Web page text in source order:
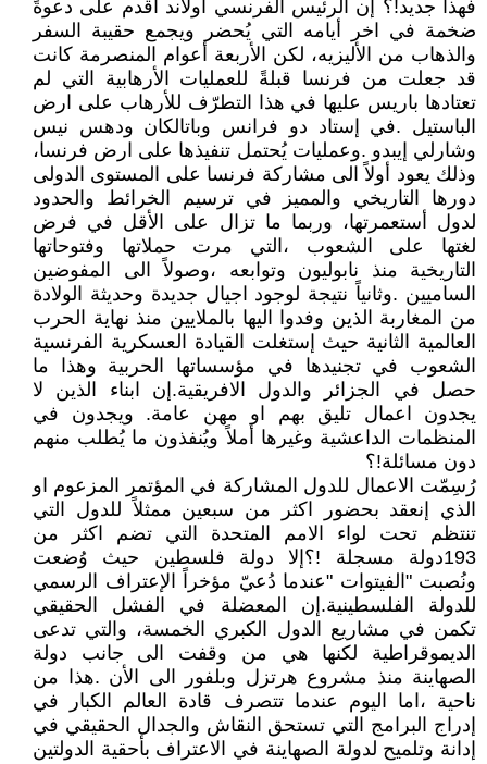
فهذا جديد!؟ إن الرئيس الفرنسي اولاند اقدم على دعوةً
ضخمة في اخر أيامه التي يُحضر ويجمع حقيبة السفر
والذهاب من الأليزيه، لكن الأربعة أعوام المنصرمة كانت
قد جعلت من فرنسا قبلةً للعمليات الأرهابية التي لم
تعتادها باريس عليها في هذا التطرّف للأرهاب على ارض
الباستيل .في إستاد دو فرانس وباتالكان ودهس نيس
وشارلي إيبدو .وعمليات يُحتمل تنفيذها على ارض فرنسا،
وذلك يعود أولاً الى مشاركة فرنسا على المستوى الدولى
دورها التاريخي والمميز في ترسيم الخرائط والحدود
لدول أستعمرتها، وربما ما تزال على الأقل في فرض
لغتها على الشعوب ،التي مرت حملاتها وفتوحاتها
التاريخية منذ نابوليون وتوابعه ،وصولاً الى المفوضين
الساميين .وثانياً نتيجة لوجود اجيال جديدة وحديثة الولادة
من المغاربة الذين وفدوا اليها بالملايين منذ نهاية الحرب
العالمية الثانية حيث إستغلت القيادة العسكرية الفرنسية
الشعوب في تجنيدها في مؤسساتها الحربية وهذا ما
حصل في الجزائر والدول الافريقية.إن ابناء الذين لا
يجدون اعمال تليق بهم او مهن عامة. ويجدون في
المنظمات الداعشية وغيرها أملاً ويُنفذون ما يُطلب منهم
دون مسائلة!؟
رُسِمّت الاعمال للدول المشاركة في المؤتمر المزعوم او
الذي إنعقد بحضور اكثر من سبعين ممثلاً للدول التي
تنتظم تحت لواء الامم المتحدة التي تضم اكثر من
193دولة مسجلة !؟إلا دولة فلسطين حيث وُضعت
ونُصبت "الفيتوات "عندما دُعيّ مؤخراً الإعتراف الرسمي
للدولة الفلسطينية.إن المعضلة في الفشل الحقيقي
تكمن في مشاريع الدول الكبري الخمسة، والتي تدعى
الديموقراطية لكنها هي من وقفت الى جانب دولة
الصهاينة منذ مشروع هرتزل وبلفور الى الأن .هذا من
ناحية ،اما اليوم عندما تتصرف قادة العالم الكبار في
إدراج البرامج التي تستحق النقاش والجدال الحقيقي في
إدانة وتلميح لدولة الصهاينة في الاعتراف بأحقية الدولتين